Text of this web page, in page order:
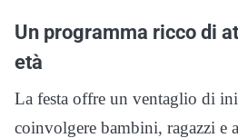
Un programma ricco di
età
La festa offre un ventaglio di
coinvolgere bambini, ragazzi e